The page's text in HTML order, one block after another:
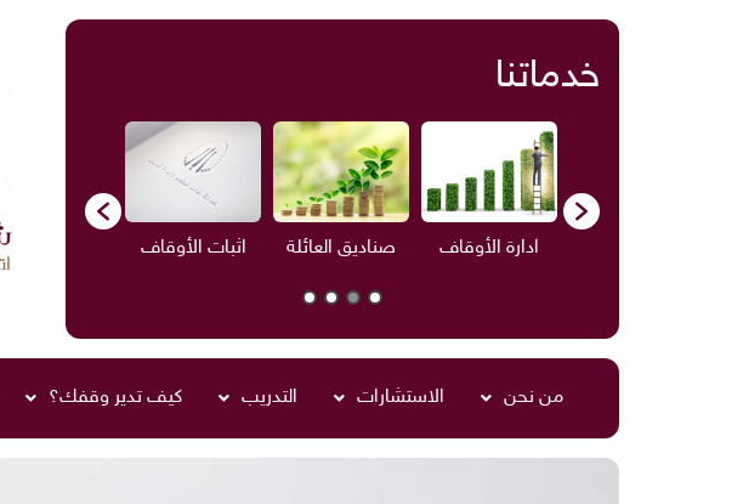
خدماتنا
ادارة الأوقاف صناديق العائلة اثبات الأوقاف الاستشارات
من نحن الاستشارات التدريب كيف تدير وقفك؟